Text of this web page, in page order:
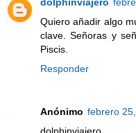
dolphinviajero
Quiero añadir algo
clave. Señoras y
Piscis.
Responder
Anónimo febrero